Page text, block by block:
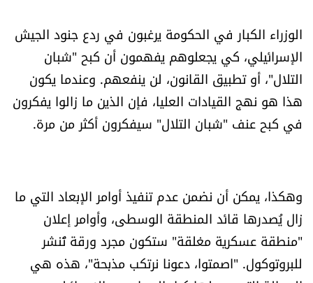
الوزراء الكبار في الحكومة يرغبون في ردع جنود الجيش
الإسرائيلي، كي يجعلوهم يفهمون أن كبح "شبان
التلال"، أو تطبيق القانون، لن ينفعهم. وعندما يكون
هذا هو نهج القيادات العليا، فإن الذين ما زالوا يفكرون
في كبح عنف "شبان التلال" سيفكرون أكثر من مرة.
وهكذا، يمكن أن نضمن عدم تنفيذ أوامر الإبعاد التي ما
زال يُصدرها قائد المنطقة الوسطى، وأوامر إعلان
"منطقة عسكرية مغلقة" ستكون مجرد ورقة تُنشر
للبروتوكول. "اصمتوا، دعونا نرتكب مذبحة"، هذه هي